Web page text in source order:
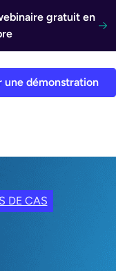
gratuit en
une démonstration
DE CAS